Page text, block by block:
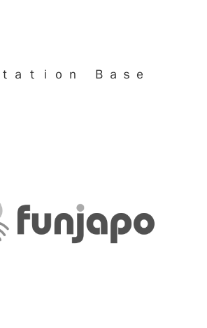
ａｔｉｏｎ Ｂａｓｅ